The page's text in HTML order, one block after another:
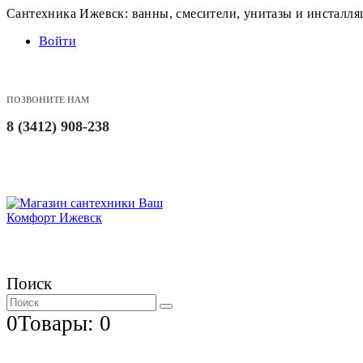
Сантехника Ижевск: ванны, смесители, унитазы и
Войти
ПОЗВОНИТЕ НАМ
8 (3412) 908-238
Поиск
0Товары: 0